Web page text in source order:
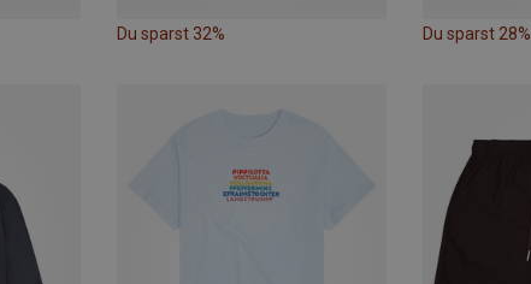
Du sparst 32% Du sparst 28%